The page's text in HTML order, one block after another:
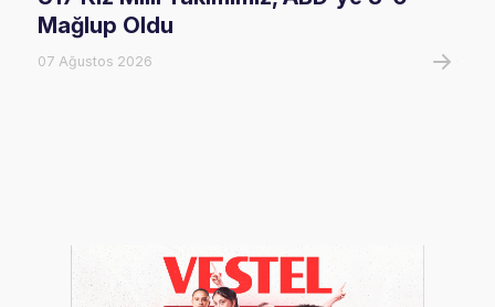
Mağlup Oldu
07 Ağustos 2026